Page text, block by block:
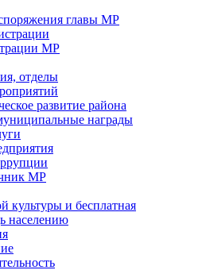
главы МР
МР
отделы
развитие района
награды
МР
культуры и бесплатная
населению